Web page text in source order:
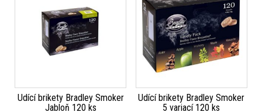
Udící brikety Bradley Smoker
Jabloň 120 ks
Udící brikety Bradley Smoker
5 variací 120 ks